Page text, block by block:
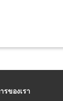
รของเรา